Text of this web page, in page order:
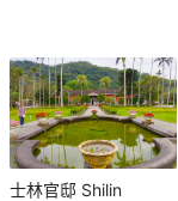
士林官邸 Shilin